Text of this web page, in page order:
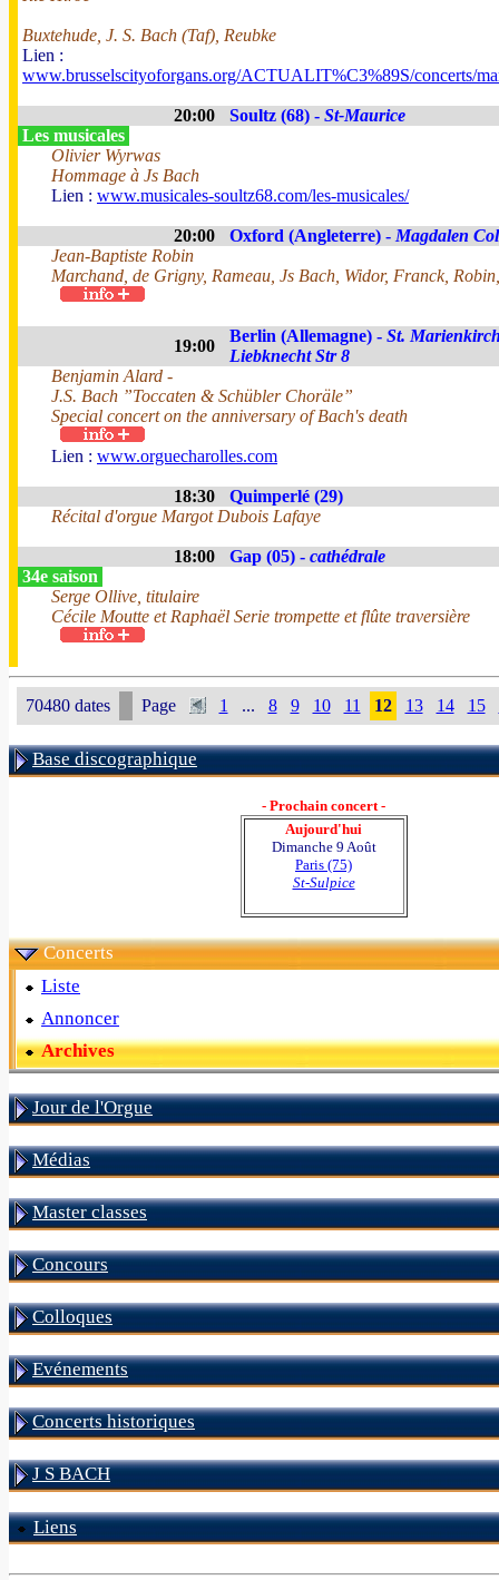
Buxtehude, J. S. Bach (Taf), Reubke
Lien :
www.brusselscityoforgans.org/ACTUALIT%C3%89S/concerts/
20:00 Soultz (68) - St-Maurice
Les musicales
Olivier Wyrwas
Hommage à Js Bach
Lien : www.musicales-soultz68.com/les-musicales/
20:00 Oxford (Angleterre) - Magdalen
Jean-Baptiste Robin
Marchand, de Grigny, Rameau, Js Bach, Widor, Franck,
19:00
Berlin (Allemagne) - St.
Liebknecht Str 8
Benjamin Alard -
J.S. Bach ”Toccaten & Schübler Choräle”
Special concert on the anniversary of Bach's death
Lien : www.orguecharolles.com
18:30
Quimperlé (29)
Récital d'orgue Margot Dubois Lafaye
18:00 Gap (05) - cathédrale
34e saison
Serge Ollive, titulaire
Cécile Moutte et Raphaël Serie trompette et flûte traversière
70480 dates Page 1 ... 8 9 10 11 12 13 14 15
Base discographique
- Prochain concert -
Aujourd'hui
Dimanche 9 Août
Paris (75)
St-Sulpice
Concerts
Liste
Annoncer
Archives
Jour de l'Orgue
Médias
Master classes
Concours
Colloques
Evénements
Concerts historiques
J S BACH
Liens